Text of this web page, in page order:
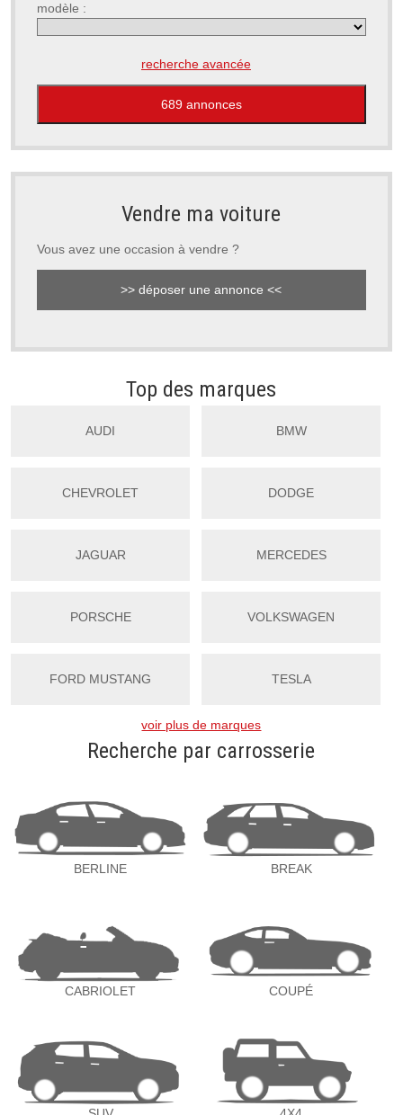
modèle :
recherche avancée
Vendre ma voiture
Vous avez une occasion à vendre ?
>> déposer une annonce <<
Top des marques
AUDI BMW
CHEVROLET DODGE
JAGUAR MERCEDES
PORSCHE VOLKSWAGEN
FORD MUSTANG TESLA
voir plus de marques
Recherche par carrosserie
BERLINE BREAK
CABRIOLET COUPÉ